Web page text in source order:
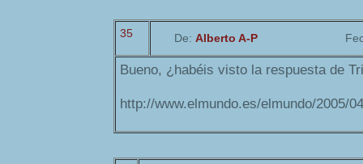
35 De: Alberto A-P
Bueno, ¿habéis visto la respuesta de
http://www.elmundo.es/elmundo/2005/